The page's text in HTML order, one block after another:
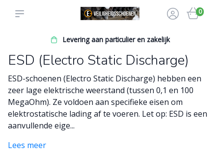
0
Levering aan particulier en zakelijk
ESD (Electro Static Discharge)
ESD-schoenen (Electro Static Discharge) hebben een
zeer lage elektrische weerstand (tussen 0,1 en 100
MegaOhm). Ze voldoen aan specifieke eisen om
elektrostatische lading af te voeren. Let op: ESD is een
aanvullende eige...
Lees meer